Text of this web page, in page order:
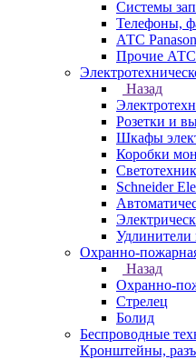
Системы
Телефоны,
АТС
Прочие АТС
Назад
Розетки и
Шкафы
Коробки
Schneider
Охранно-
Назад
Охранно-
Стрелец
Болид
Беспроводные
Кронштейны,